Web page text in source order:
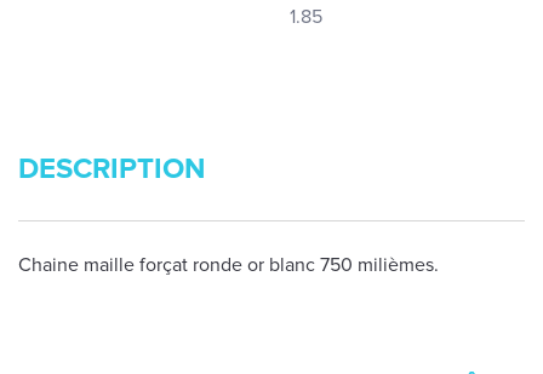
1.85
DESCRIPTION
Chaine maille forçat ronde or blanc 750 milièmes.